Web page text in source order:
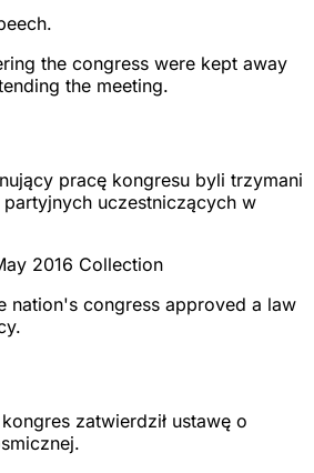
the congress were kept away
the meeting.
pracę kongresu byli trzymani
uczestniczących w
2016 Collection
nation's congress approved a law
zatwierdził ustawę o